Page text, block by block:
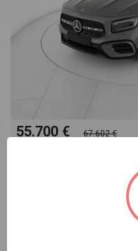
55.700 € 67.602 €
200 d amg line